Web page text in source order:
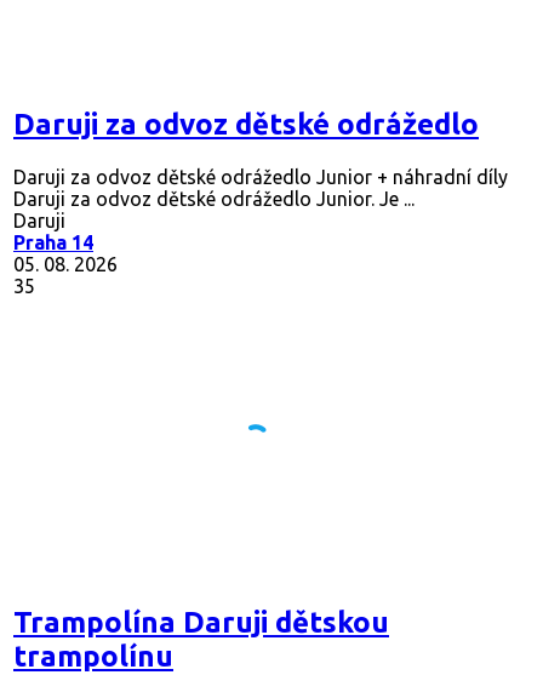
Daruji za odvoz dětské odrážedlo
Daruji za odvoz dětské odrážedlo Junior + náhradní díly
Daruji za odvoz dětské odrážedlo Junior. Je ...
Daruji
Praha 14
05. 08. 2026
35
Trampolína Daruji dětskou
trampolínu